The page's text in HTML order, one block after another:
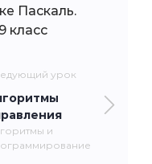
Паскаль.
класс
урок
и